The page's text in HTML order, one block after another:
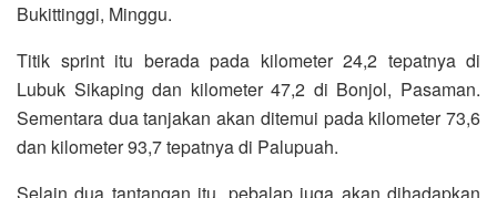
Bukittinggi, Minggu.
Titik sprint itu berada pada kilometer 24,2 tepatnya di
Lubuk Sikaping dan kilometer 47,2 di Bonjol, Pasaman.
Sementara dua tanjakan akan ditemui pada kilometer 73,6
dan kilometer 93,7 tepatnya di Palupuah.